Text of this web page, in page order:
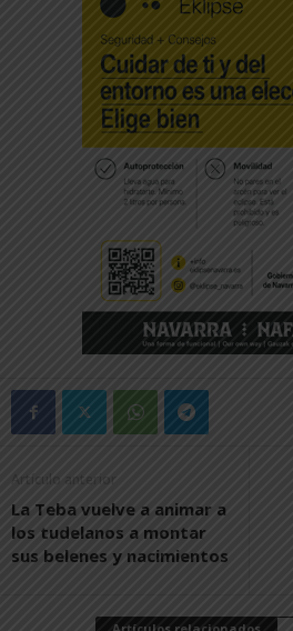
Artículo anterior
La Teba vuelve a animar a
los tudelanos a montar
sus belenes y nacimientos